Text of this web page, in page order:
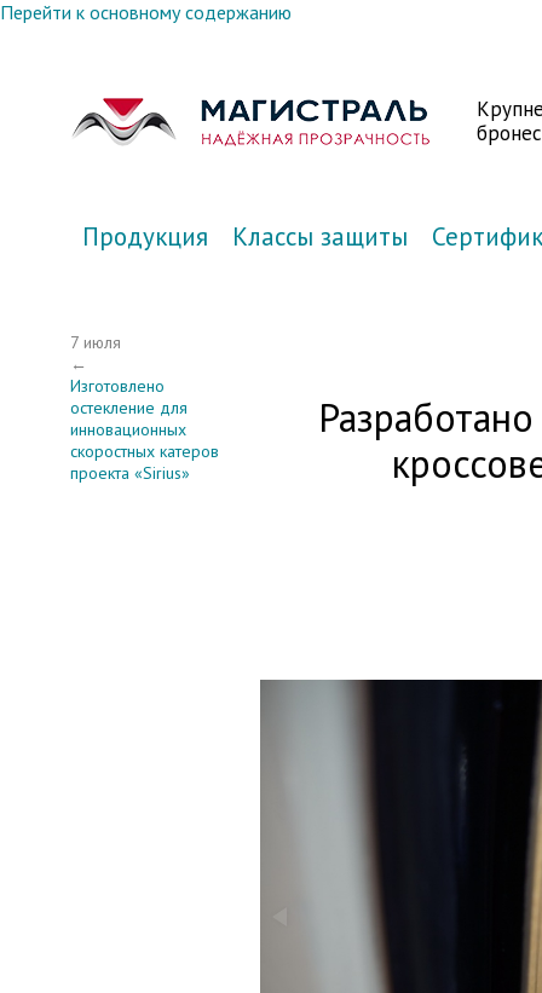
Перейти к основному содержанию
Продукция Классы защиты
7 июля
←
Изготовлено
остекление для
инновационных
скоростных катеров
проекта «Sirius»